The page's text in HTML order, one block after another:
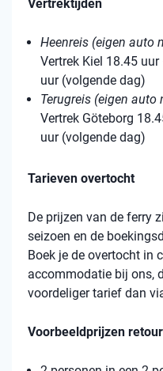
Vertrektijden
Heenreis (eigen auto
Vertrek Kiel 18.45
uur (volgende dag)
Terugreis (eigen auto
Vertrek Göteborg
uur (volgende dag)
Tarieven overtocht
De prijzen van de ferry
seizoen en de
Boek je de overtocht in
accommodatie bij ons,
voordeliger tarief dan
Voorbeeldprijzen